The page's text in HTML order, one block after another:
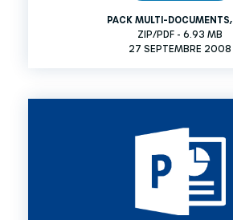
PACK MULTI-DOCUMENTS,
ZIP/PDF - 6.93 MB
27 SEPTEMBRE 2008